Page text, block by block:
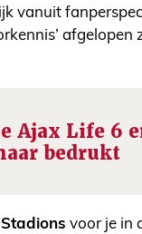
vanuit
Ajax Life 6
bedrukt
voor je in